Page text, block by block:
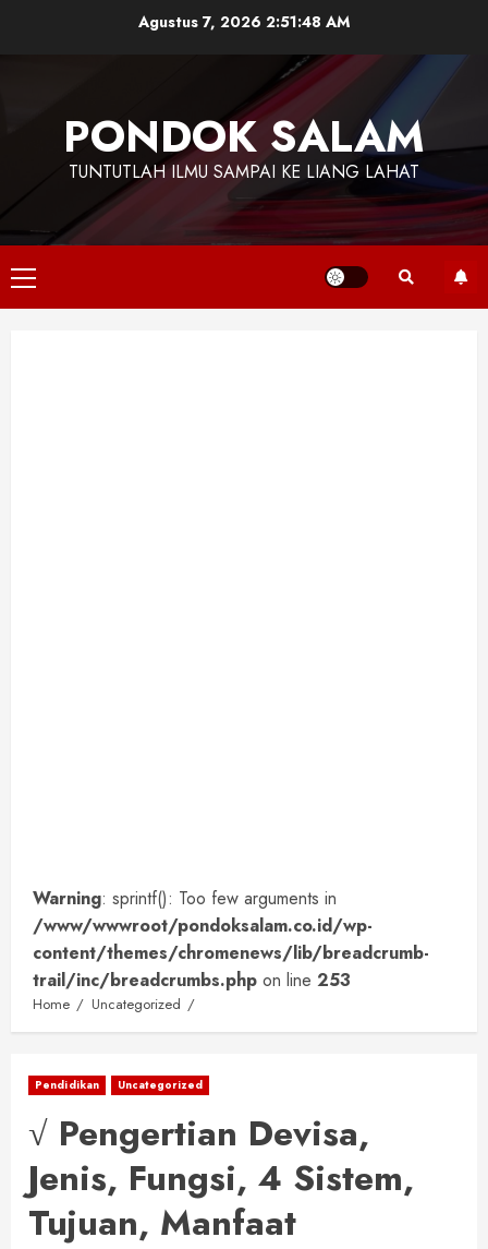
Agustus 7, 2026 2:51:49 AM
PONDOK SALAM
TUNTUTLAH ILMU SAMPAI KE LIANG LAHAT
Primary
Menu
Warning: sprintf(): Too few arguments in
/www/wwwroot/pondoksalam.co.id/wp-
content/themes/chromenews/lib/breadcrumb-
trail/inc/breadcrumbs.php on line 253
Home Uncategorized
Pendidikan Uncategorized
√ Pengertian Devisa,
Jenis, Fungsi, 4 Sistem,
Tujuan, Manfaat